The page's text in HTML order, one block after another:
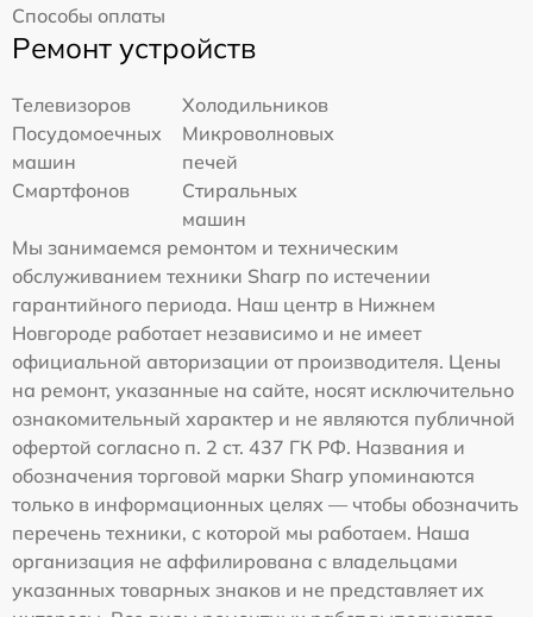
Способы оплаты
Ремонт устройств
Телевизоров
Холодильников
Посудомоечных
машин
Микроволновых
печей
Смартфонов
Стиральных
машин
Мы занимаемся ремонтом и техническим
обслуживанием техники Sharp по истечении
гарантийного периода. Наш центр в Нижнем
Новгороде работает независимо и не имеет
официальной авторизации от производителя. Цены
на ремонт, указанные на сайте, носят исключительно
ознакомительный характер и не являются публичной
офертой согласно п. 2 ст. 437 ГК РФ. Названия и
обозначения торговой марки Sharp упоминаются
только в информационных целях — чтобы обозначить
перечень техники, с которой мы работаем. Наша
организация не аффилирована с владельцами
указанных товарных знаков и не представляет их